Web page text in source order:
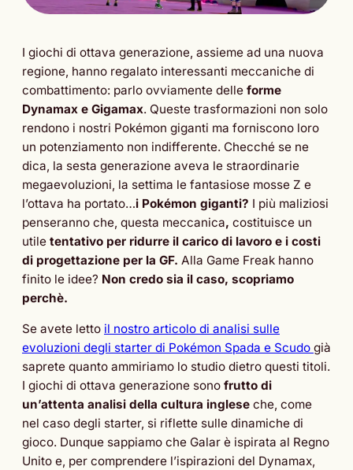
I giochi di ottava generazione, assieme ad una nuova
regione, hanno regalato interessanti meccaniche di
combattimento: parlo ovviamente delle forme
Dynamax e Gigamax. Queste trasformazioni non solo
rendono i nostri Pokémon giganti ma forniscono loro
un potenziamento non indifferente. Checché se ne
dica, la sesta generazione aveva le straordinarie
megaevoluzioni, la settima le fantasiose mosse Z e
l’ottava ha portato…i Pokémon giganti? I più maliziosi
penseranno che, questa meccanica, costituisce un
utile tentativo per ridurre il carico di lavoro e i costi
di progettazione per la GF. Alla Game Freak hanno
finito le idee? Non credo sia il caso, scopriamo
perchè.
Se avete letto il nostro articolo di analisi sulle
evoluzioni degli starter di Pokémon Spada e Scudo già
saprete quanto ammiriamo lo studio dietro questi titoli.
I giochi di ottava generazione sono frutto di
un’attenta analisi della cultura inglese che, come
nel caso degli starter, si riflette sulle dinamiche di
gioco. Dunque sappiamo che Galar è ispirata al Regno
Unito e, per comprendere l’ispirazioni del Dynamax,